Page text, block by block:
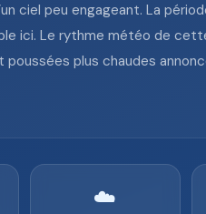
ciel peu engageant. La
ici. Le rythme météo de
plus chaudes
☁️